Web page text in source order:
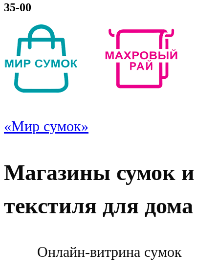
35-00
«Мир сумок»
Магазины сумок и
текстиля для дома
Онлайн-витрина сумок